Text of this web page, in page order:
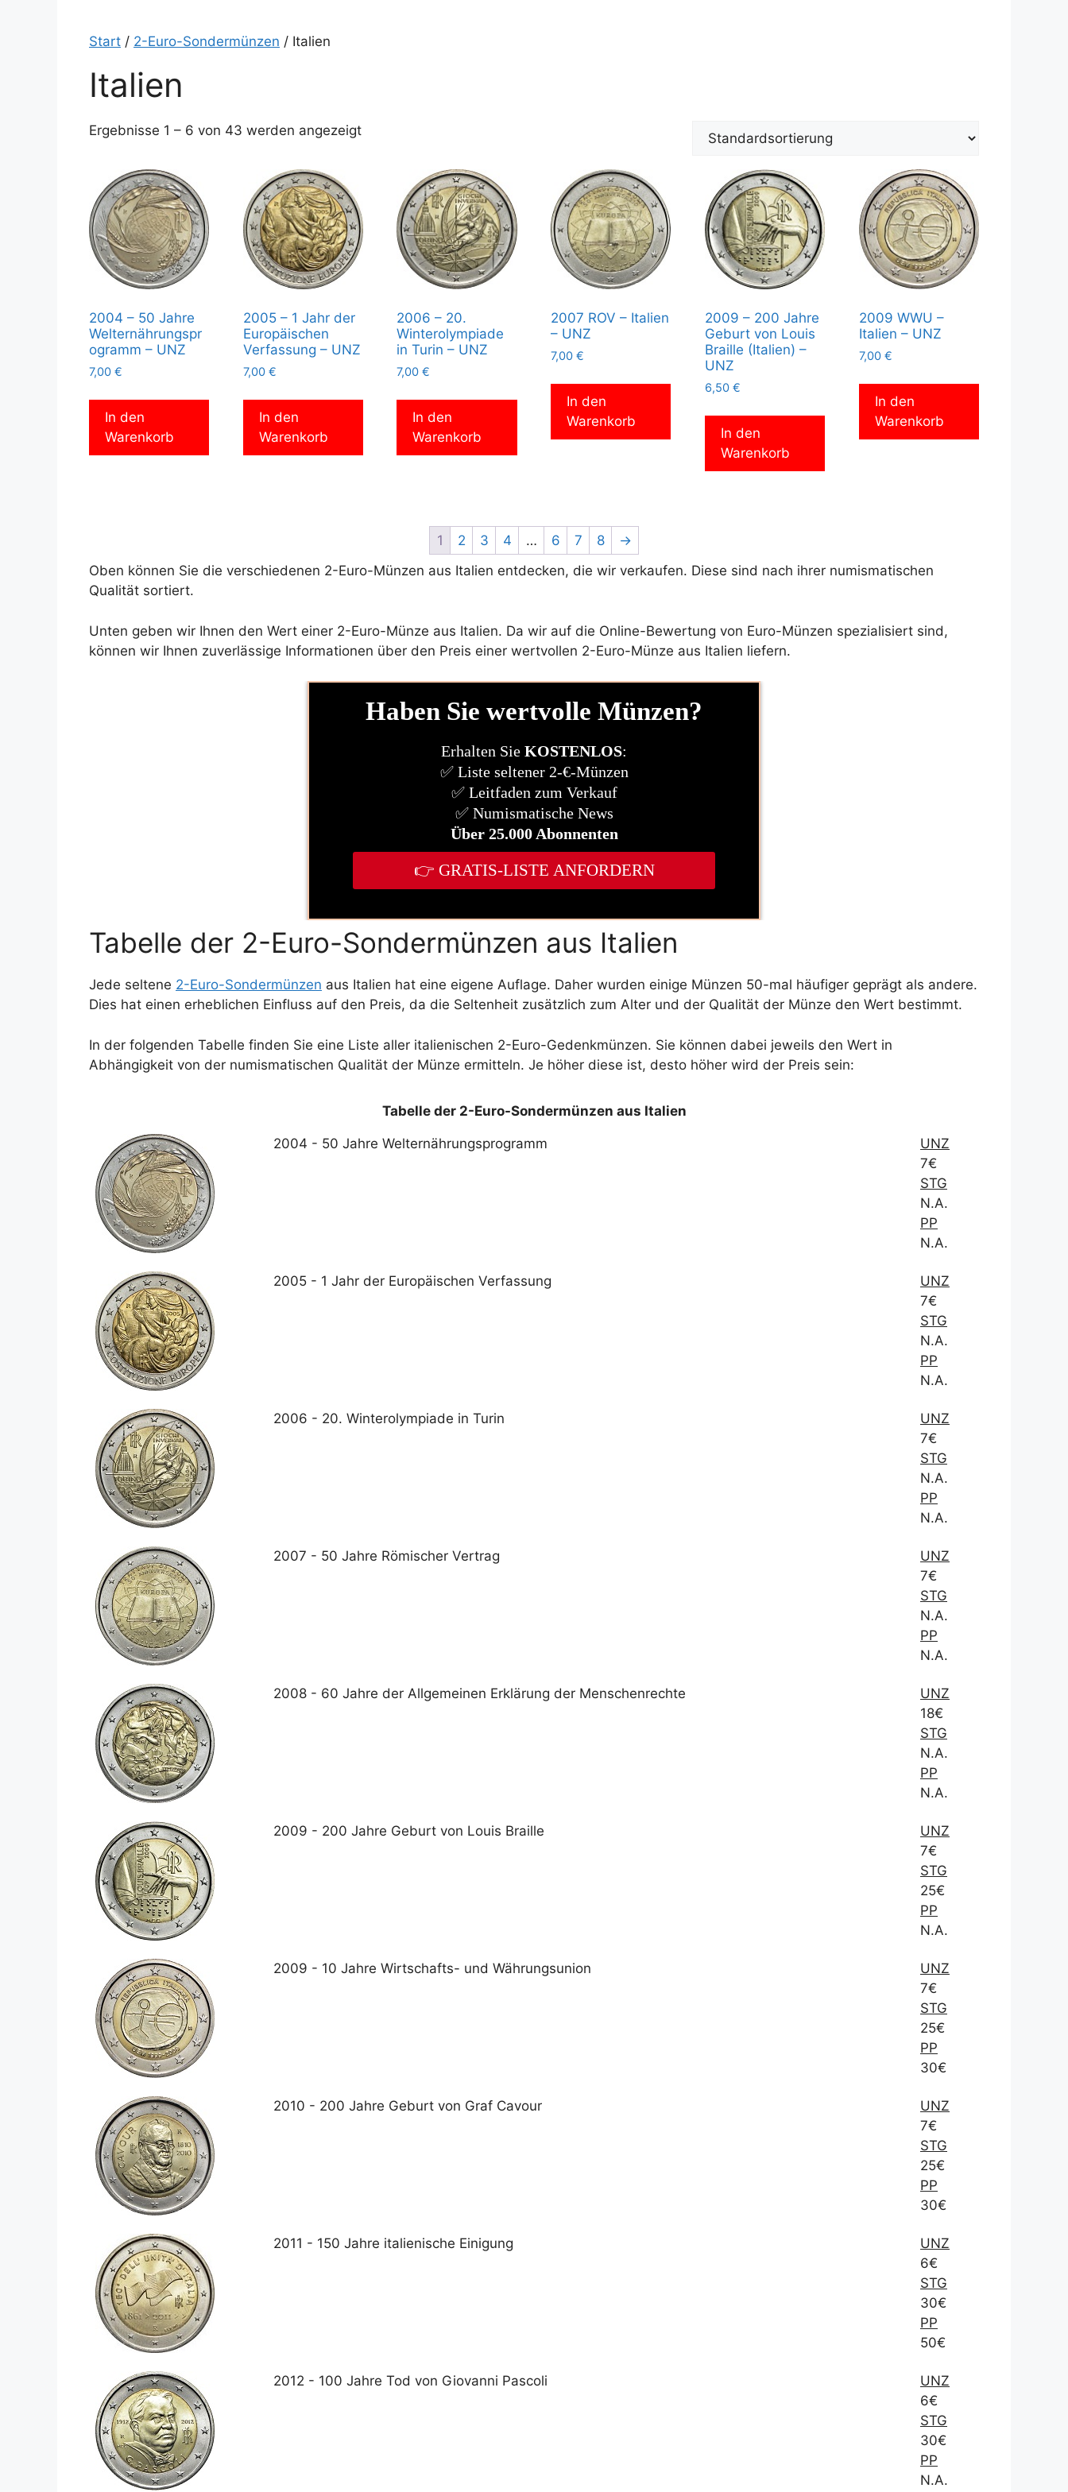
Start / 2-Euro-Sondermünzen / Italien
Italien
Ergebnisse 1 – 6 von 43 werden angezeigt
2004 – 50 Jahre
Welternährungspr
ogramm – UNZ
7,00 €
In den
Warenkorb
2005 – 1 Jahr der
Europäischen
Verfassung – UNZ
7,00 €
In den
Warenkorb
2006 – 20.
Winterolympiade
in Turin – UNZ
7,00€
In den
Warenkorb
2007 ROV – Italien
– UNZ
7,00€
In den
Warenkorb
2009 – 200 Jahre
Geburt von Louis
Braille (Italien) –
UNZ
6,50 €
In den
Warenkorb
2009 WWU –
Italien – UNZ
7,00 €
In den
Warenkorb
1 2 3 4 … 6 7 8
→
Oben können Sie die verschiedenen 2-Euro-Münzen aus Italien entdecken, die wir verkaufen. Diese sind nach ihrer numismatischen
Qualität sortiert.
Unten geben wir Ihnen den Wert einer 2-Euro-Münze aus Italien. Da wir auf die Online-Bewertung von Euro-Münzen spezialisiert sind,
können wir Ihnen zuverlässige Informationen über den Preis einer wertvollen 2-Euro-Münze aus Italien liefern.
Tabelle der 2-Euro-Sondermünzen aus Italien
Jede seltene 2-Euro-Sondermünzen aus Italien hat eine eigene Auflage. Daher wurden einige Münzen 50-mal häufiger geprägt als andere.
Dies hat einen erheblichen Einfluss auf den Preis, da die Seltenheit zusätzlich zum Alter und der Qualität der Münze den Wert bestimmt.
In der folgenden Tabelle finden Sie eine Liste aller italienischen 2-Euro-Gedenkmünzen. Sie können dabei jeweils den Wert in
Abhängigkeit von der numismatischen Qualität der Münze ermitteln. Je höher diese ist, desto höher wird der Preis sein:
Tabelle der 2-Euro-Sondermünzen aus Italien
2004 - 50 Jahre Welternährungsprogramm
UNZ
7€
STG
N.A.
PP
N.A.
2005 - 1 Jahr der Europäischen Verfassung
UNZ
7€
STG
N.A.
PP
N.A.
2006 - 20. Winterolympiade in Turin
UNZ
7€
STG
N.A.
PP
N.A.
2007 - 50 Jahre Römischer Vertrag
UNZ
7€
STG
N.A.
PP
N.A.
2008 - 60 Jahre der Allgemeinen Erklärung der Menschenrechte
UNZ
18€
STG
N.A.
PP
N.A.
2009 - 200 Jahre Geburt von Louis Braille
UNZ
7€
STG
25€
PP
N.A.
2009 - 10 Jahre Wirtschafts- und Währungsunion
UNZ
7€
STG
25€
PP
30€
2010 - 200 Jahre Geburt von Graf Cavour
UNZ
7€
STG
25€
PP
30€
2011 - 150 Jahre italienische Einigung
UNZ
6€
STG
30€
PP
50€
2012 - 100 Jahre Tod von Giovanni Pascoli
UNZ
6€
STG
30€
PP
N.A.